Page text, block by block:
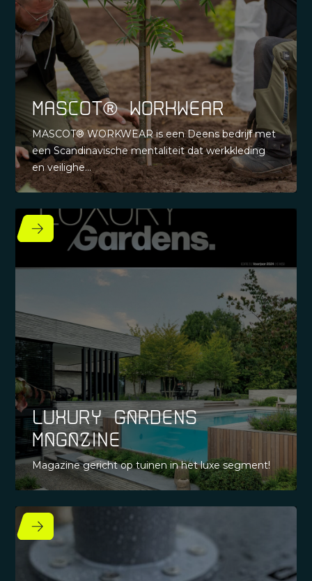
MASCOT® WORKWEAR
MASCOT® WORKWEAR is een Deens bedrijf met
een Scandinavische mentaliteit dat werkkleding
en veilighe...
Luxury Gardens
Magazine
Magazine gericht op tuinen in het luxe segment!